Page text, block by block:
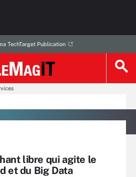
TechTarget Publication
libre qui agite le
et du Big Data